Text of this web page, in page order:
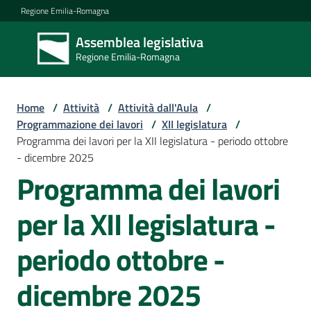
Vai al contenuto
Vai alla navigazione
Vai al footer
Regione Emilia-Romagna
Assemblea legislativa
Regione Emilia-Romagna
Assemblea
legislativa
Regione Emilia-
Assemblea
Attività
Argomenti
Home / Attività / Attività dall'Aula /
Programmazione dei lavori / XII legislatura /
Programma dei lavori per la XII legislatura - periodo ottobre
- dicembre 2025
Programma dei lavori
per la XII legislatura -
periodo ottobre -
dicembre 2025